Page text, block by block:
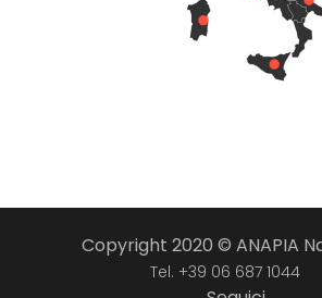
Copyright 2020 © ANAPIA
Tel. +39 06 687 1044